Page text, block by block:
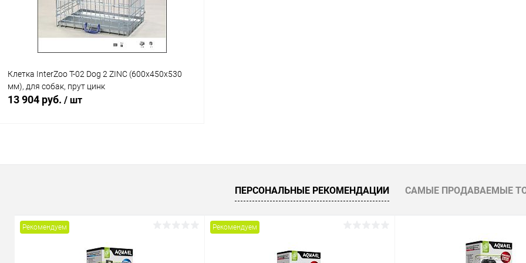
Клетка InterZoo T-02 Dog 2 ZINC (600х450х530
мм), для собак, прут цинк
13 904 руб. / шт
ПЕРСОНАЛЬНЫЕ РЕКОМЕНДАЦИИ САМЫЕ ПРОДАВАЕМЫЕ
Рекомендуем Рекомендуем